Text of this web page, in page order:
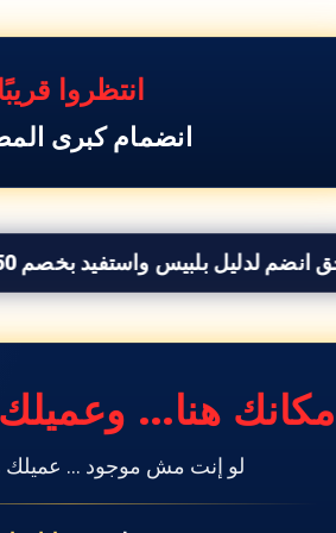
انتظروا قريبًا
انضمام كبرى
بلبيس واستفيد بخصم 50% وأوصل لكل العملاء اللى بيدوروا عليك
مكانك هنا…
لو إنت مش موجود … عميلك